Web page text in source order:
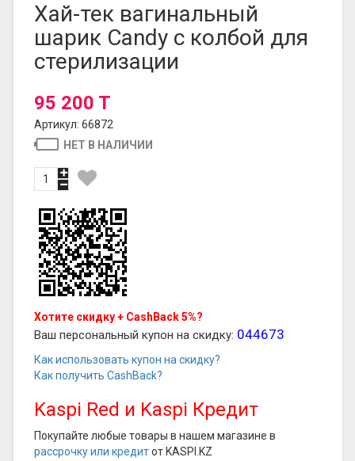
Хай-тек вагинальный
шарик Candy с колбой для
стерилизации
95 200 T
Артикул: 66872
НЕТ В НАЛИЧИИ
Хотите скидку + CashBack 5%?
Ваш персональный купон на скидку: 044673
Как использовать купон на скидку?
Как получить CashBack?
Kaspi Red и Kaspi Кредит
Покупайте любые товары в нашем магазине в
рассрочку или кредитот KASPI.KZ